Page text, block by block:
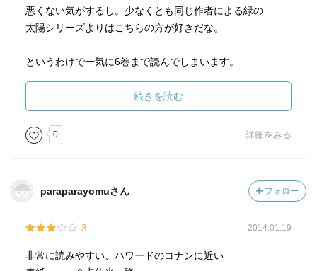
悪くない気がするし。少なくとも同じ作者による緑の
太陽シリーズよりはこちらの方が好きだな。
というわけで一気に6巻まで読んでしまいます。
続きを読む
0 詳細をみる
paraparayomuさん フォロー
3 2014.01.19
非常に読みやすい、ハワードのコナンに近い